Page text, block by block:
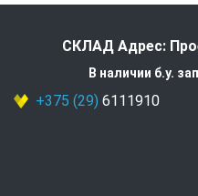
СКЛАД Адрес:
В наличии б.у.
+375 (29) 6111910